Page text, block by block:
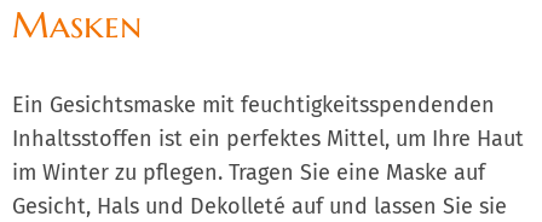
Masken
Ein Gesichtsmaske mit feuchtigkeitsspendenden
Inhaltsstoffen ist ein perfektes Mittel, um Ihre Haut
im Winter zu pflegen. Tragen Sie eine Maske auf
Gesicht, Hals und Dekolleté auf und lassen Sie sie